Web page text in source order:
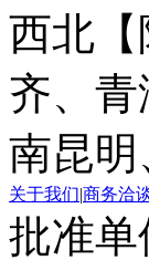
西北
齐、青
南昆明
关于我们|商务洽
批准